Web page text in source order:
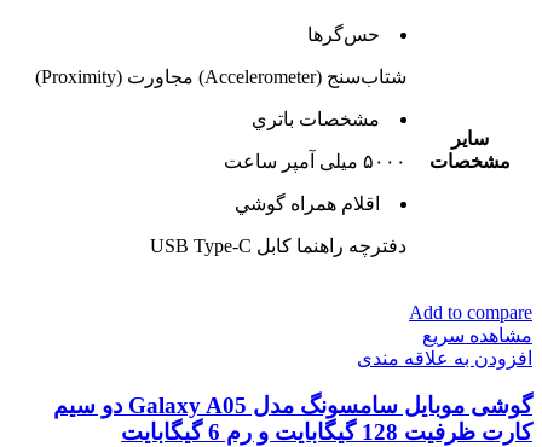
ساير
مشخصات
حس‌گرها
شتاب‌سنج (Accelerometer) مجاورت (Proximity)
مشخصات باتري
۵۰۰۰ میلی آمپر ساعت
اقلام همراه گوشي
دفترچه‌ راهنما کابل USB Type-C
Add to compare
مشاهده سریع
افزودن به علاقه مندی
گوشی موبایل سامسونگ مدل Galaxy A05 دو سیم
کارت ظرفیت 128 گیگابایت و رم 6 گیگابایت